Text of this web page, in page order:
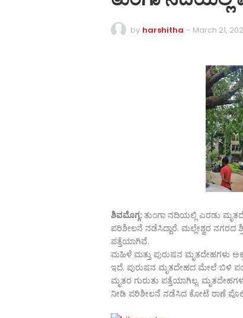
by harshitha - March 21,
ಶಿವಮೊಗ್ಗ:ತುಂಗಾ ನದಿಯಲ್ಲಿ ಎರಡು
ಪರಿಶೀಲನೆ ನಡೆಸಿದ್ದಾರೆ. ಮಲ್ಲೇಶ್ವರ ನಗರದ
ಪತ್ತೆಯಾಗಿವೆ.
ಮಹಿಳೆ ಮತ್ತು ಪುರುಷನ ಮೃತದೇಹಗಳು
ಇದೆ. ಪುರುಷನ ಮೃತದೇಹದ ಮೇಲೆ ಬಿಳಿ
ಮೃತರ ಗುರುತು ಪತ್ತೆಯಾಗಿಲ್ಲ.
ನೀಡಿ ಪರಿಶೀಲನೆ ನಡೆಸಿದ ಕೋಟೆ ಠಾಣೆ